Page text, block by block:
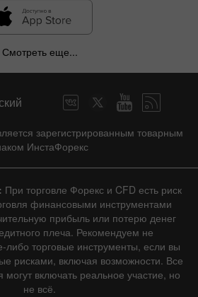
Смотреть еще...
зарегистрированным товарным
ИнстаФорекс
При торговле Форекс и CFD есть риск
финансовыми инструментами
прибыль или потерю денег
плеча. Рекомендуем не
либо торговые инструменты, если вы
рисками, включая возможности. Все
могут включать реальное участие, но
не всё.